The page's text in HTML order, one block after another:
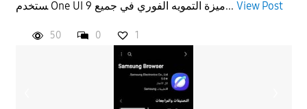
ستخدم One UI 9 ميزة التمويه الفوري في جميع... View Post
50 0 1